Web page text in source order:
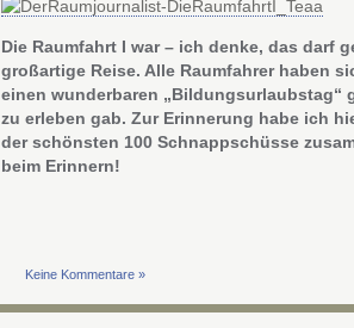
Die Raumfahrt I war – ich denke, das darf
großartige Reise. Alle Raumfahrer haben
einen wunderbaren „Bildungsurlaubstag“
zu erleben gab. Zur Erinnerung habe ich
der schönsten 100 Schnappschüsse
beim Erinnern!
Keine Kommentare »